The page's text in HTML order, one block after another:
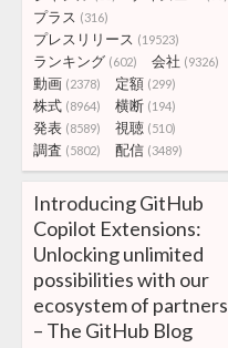
プラス (316)
プレスリリース (19523)
ランキング (602) 会社 (9326)
動画 (2378) 定額 (299)
株式 (8964) 横断 (194)
発表 (8589) 視聴 (510)
調査 (5802) 配信 (3489)
Introducing GitHub
Copilot Extensions:
Unlocking unlimited
possibilities with our
ecosystem of partners
– The GitHub Blog